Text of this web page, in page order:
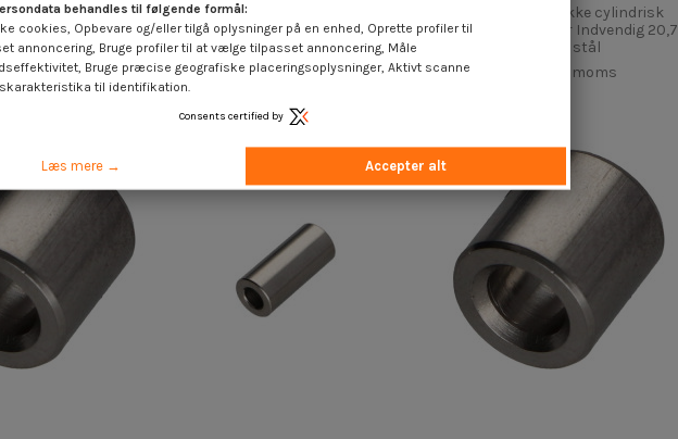
cylindrisk
Indvendig 2,5
stål
€inkl. moms
Forbindelsesstykke cylindrisk
Glat 6X5 diameter Indvendig 3
Rustfrit stål
4,25 €inkl. moms
Forbindelsesstykke cylindrisk
Glat 25X5 diameter Indvendig 20,7
Rustfrit stål
inkl. moms
behandles til følgende formål:
cookies, Opbevare og/eller tilgå oplysninger på en enhed, Oprette profiler til
annoncering, Bruge profiler til at vælge tilpasset annoncering, Måle
Bruge præcise geografiske placeringsoplysninger, Aktivt scanne
til identifikation.
Consents certified by
Læs mere → Accepter alt